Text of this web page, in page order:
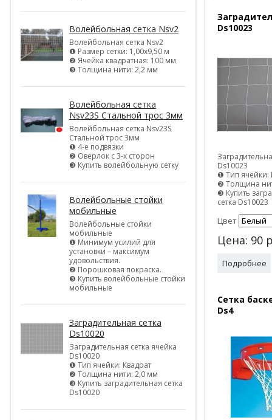
Волейбольная сетка Nsv2
Волейбольная сетка Nsv2
❶ Размер сетки: 1,00х9,50 м
❷ Ячейка квадратная: 100 мм
❸ Толщина нити: 2,2 мм
Волейбольная сетка
Nsv23S Стальной трос 3мм
Волейбольная сетка Nsv23S
Стальной трос 3мм
❶ 4-е подвязки
❷ Оверлок с 3-х сторон
❸ Купить волейбольную сетку
Волейбольные стойки
мобильные
Волейбольные стойки
мобильные
❶ Минимум усилий для
установки – максимум
удовольствия.
❷ Порошковая покраска.
❸ Купить волейбольные стойки
мобильные
Заградительная сетка
Ds10020
Заградительная сетка ячейка
Ds10020
❶ Тип ячейки: Квадрат
❷ Толщина нити: 2,0 мм
❸ Купить заградительная сетка
Ds10020
Ds10023
Ds10023
❶ Тип ячейки:
❷ Толщина
❸ Купить
сетка Ds10023
Цвет
Цена: 90
Подробнее
Сетка
Ds4